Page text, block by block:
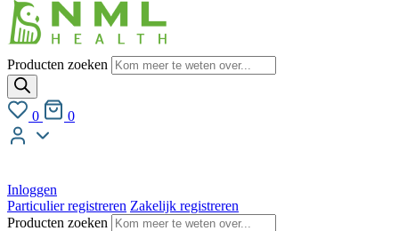
Producten zoeken
0 0
Inloggen
Particulier registreren Zakelijk registreren
Producten zoeken